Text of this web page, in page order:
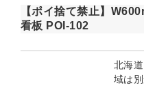
【ポイ捨て禁止】
看板 POI-102
北海
域は